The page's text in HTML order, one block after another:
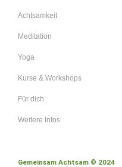
Achtsamkeit
Meditation
Yoga
Kurse & Workshops
Für dich
Weitere Infos
Gemeinsam Achtsam © 2024